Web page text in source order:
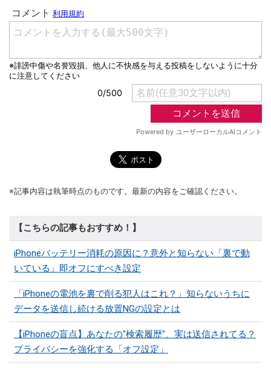
※記事内容は執筆時点のものです。最新の内容をご確認ください。
【こちらの記事もおすすめ！】
iPhoneバッテリー消耗の原因に？意外と知らない「裏で動
いている」即オフにすべき設定
「iPhoneの電池を裏で削る犯人はこれ？」知らないうちに
データを送信し続ける放置NGの設定とは
【iPhoneの盲点】あなたの"検索履歴"、実は送信されてる？
プライバシーを強化する「オフ設定」